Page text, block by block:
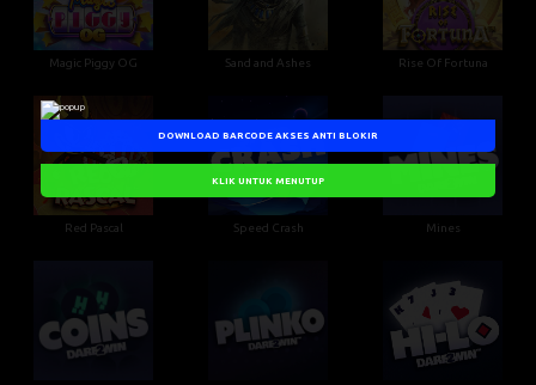
Magic Piggy OG Sand and Ashes Rise Of Fortuna
Red Pascal Speed Crash Mines
DOWNLOAD BARCODE AKSES ANTI BLOKIR
KLIK UNTUK MENUTUP